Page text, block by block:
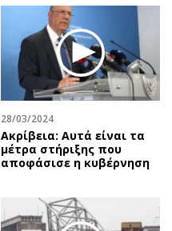
Podcasts
Uncut
Προσφορές
Προσωπικότητες στην ''Κ''
Επιστολές
28/03/2024
Ακρίβεια: Αυτά είναι τα
μέτρα στήριξης που
αποφάσισε η κυβέρνηση